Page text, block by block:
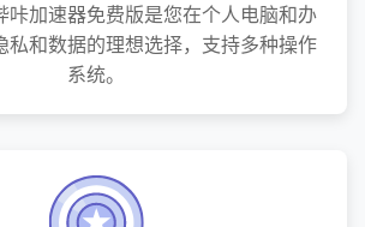
咔加速器免费版是您在个人电脑和办
私和数据的理想选择，支持多种操作
系统。